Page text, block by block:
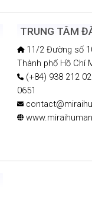
TRUNG TÂM
11/2 Đường số
Thành phố Hồ Chí
(+84) 938 212
0651